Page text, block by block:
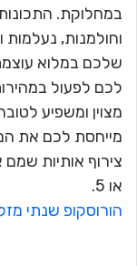
במחלוקת.
וחולמנות,
שלכם במלוא
לכם לפעול
מצוין ומשפיע
או 5.
הורוסקופ שנתי